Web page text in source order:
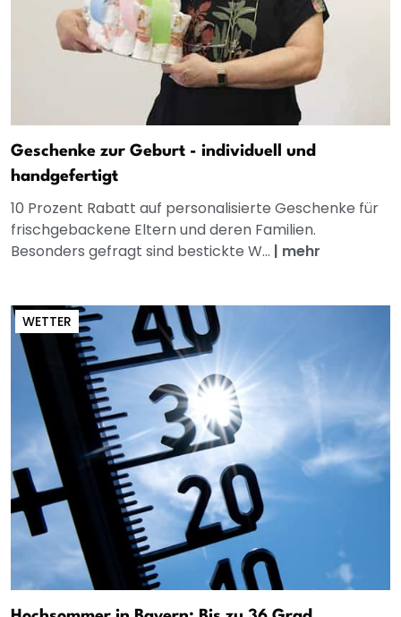
Geschenke zur Geburt - individuell und
handgefertigt
10 Prozent Rabatt auf personalisierte Geschenke für
frischgebackene Eltern und deren Familien.
Besonders gefragt sind bestickte W... | mehr
WETTER